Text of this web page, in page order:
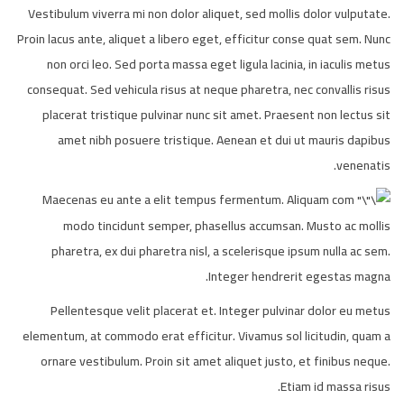
Vestibulum viverra mi non dolor aliquet, sed mollis dolor vulputate.
Proin lacus ante, aliquet a libero eget, efficitur conse quat sem. Nunc
non orci leo. Sed porta massa eget ligula lacinia, in iaculis metus
consequat. Sed vehicula risus at neque pharetra, nec convallis risus
placerat tristique pulvinar nunc sit amet. Praesent non lectus sit
amet nibh posuere tristique. Aenean et dui ut mauris dapibus
venenatis.
Maecenas eu ante a elit tempus fermentum. Aliquam com
modo tincidunt semper, phasellus accumsan. Musto ac mollis
pharetra, ex dui pharetra nisl, a scelerisque ipsum nulla ac sem.
Integer hendrerit egestas magna.
Pellentesque velit placerat et. Integer pulvinar dolor eu metus
elementum, at commodo erat efficitur. Vivamus sol licitudin, quam a
ornare vestibulum. Proin sit amet aliquet justo, et finibus neque.
Etiam id massa risus.